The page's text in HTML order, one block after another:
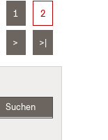
1 2
> >|
Suchen